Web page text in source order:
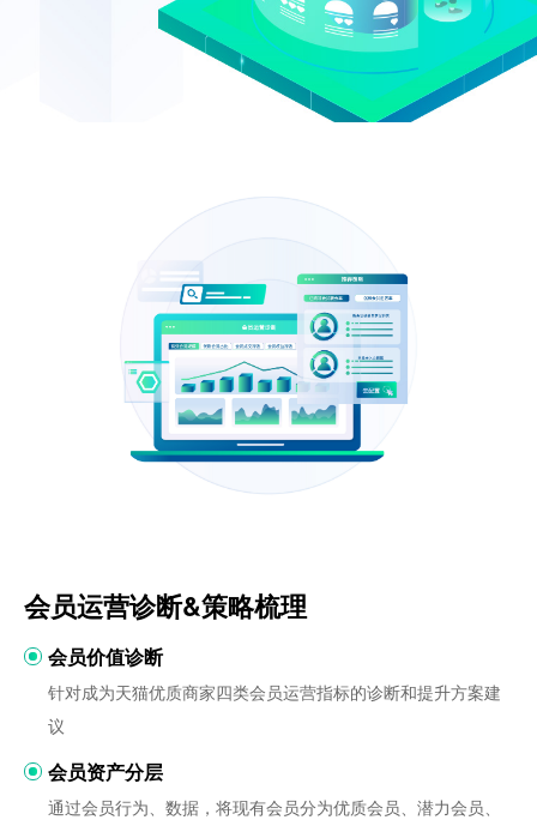
会员运营诊断&策略梳理
会员价值诊断
针对成为天猫优质商家四类会员运营指标的诊断和提升方案建
议
会员资产分层
通过会员行为、数据，将现有会员分为优质会员、潜力会员、